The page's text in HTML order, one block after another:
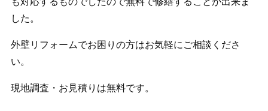
した。
外壁リフォームでお困りの方はお気軽にご相談くださ
い。
現地調査・お見積りは無料です。